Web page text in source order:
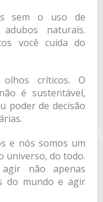
sem o uso de
naturais.
você cuida do
críticos. O
é sustentável,
poder de decisão
e nós somos um
universo, do todo.
não apenas
do mundo e agir